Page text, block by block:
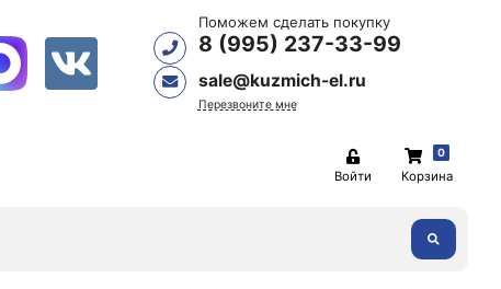
Поможем сделать покупку
8 (995) 237-33-99
sale@kuzmich-el.ru
Перезвоните мне
Войти
0
Корзина